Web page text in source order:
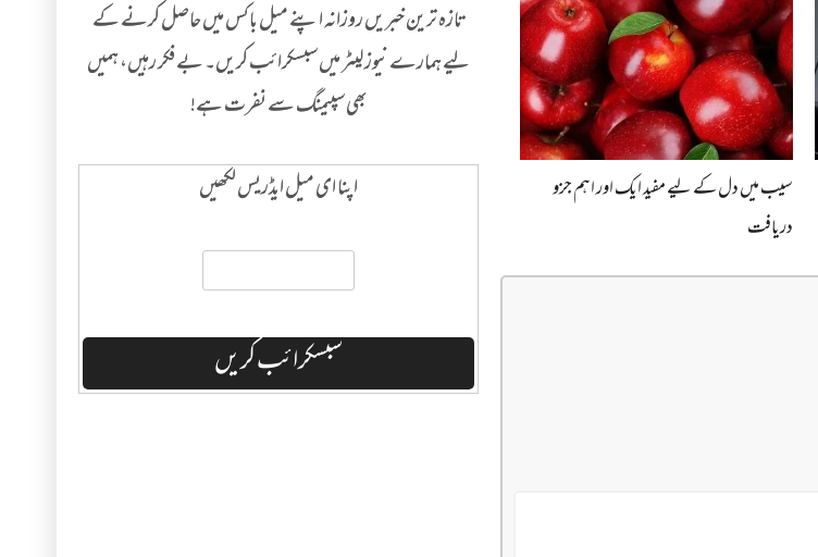
تازہ ترین خبریں روزانہ اپنے میل باکس میں حاصل کرنے کے
لیے ہمارے نیوز لیٹر میں سبسکرائب کریں۔ بے فکر رہیں، ہمیں
بھی سپیمنگ سے نفرت ہے!
اپنا ای میل ایڈریس لکھیں
سیب میں دل کے لیے مفید ایک اور اہم جزو
دریافت